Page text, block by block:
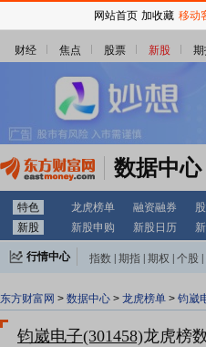
财经 焦点 股票 新股
数据中心
特色 龙虎榜单 融资融券
新股
新股申购 新股日历
行情中心 指数 期指 期权 个股
东方财富网 > 数据中心 > 龙虎榜单 > 钧崴
钧崴电子(301458)龙虎榜
网站首页 加收藏 移动